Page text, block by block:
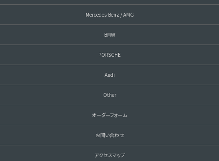
Mercedes-Benz / AMG
BMW
PORSCHE
Audi
Other
オーダーフォーム
お問い合わせ
アクセスマップ